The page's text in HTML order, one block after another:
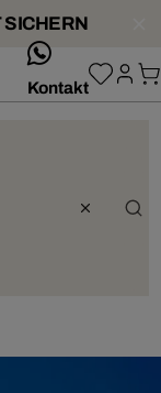
SICHERN
Kontakt